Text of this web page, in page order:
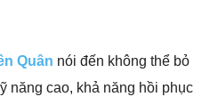
Quân nói đến không thể bỏ
năng cao, khả năng hồi phục